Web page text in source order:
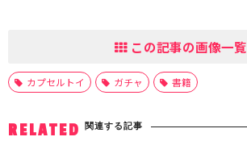
この記事の画像一覧
カプセルトイ ガチャ 書籍
RELATED 関連する記事